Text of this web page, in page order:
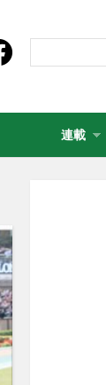
連載